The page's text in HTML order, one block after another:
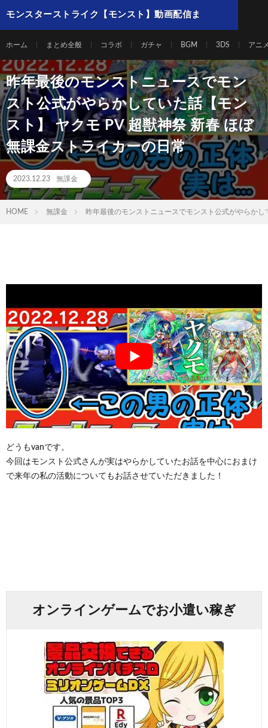
モンスターストライク【モンスト】動画配信ま
ホーム まとめ全般 コラボ ガチャ BGM 3DS アニ
昨年最後のモンストニュースでモン
スト公式がやらかしていた話【モン
スト】 ヤクモ PV 超獣神祭 新春 ほぼ
無課金ストライカーの日常
2023.12.23 無課金
HOME 無課金 昨年最後のモンストニュースでモンスト公式がやらか
どうもvanです。
今回はモンスト公式さんが実はやらかしていたお話を中心におまけ
で来年の私の活動についてもお話させていただきました！
オンラインゲームでお小遣い稼ぎ